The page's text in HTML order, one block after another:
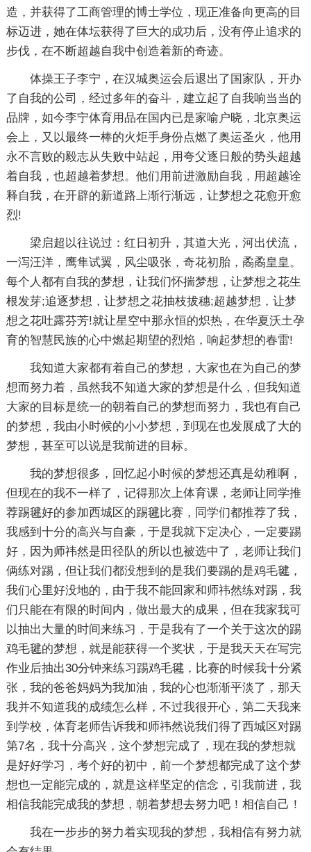
造，并获得了工商管理的博士学位，现正准备向更高的目
标迈进，她在体坛获得了巨大的成功后，没有停止追求的
步伐，在不断超越自我中创造着新的奇迹。
体操王子李宁，在汉城奥运会后退出了国家队，开办
了自我的公司，经过多年的奋斗，建立起了自我响当当的
品牌，如今李宁体育用品在国内已是家喻户晓，北京奥运
会上，又以最终一棒的火炬手身份点燃了奥运圣火，他用
永不言败的毅志从失败中站起，用夸父逐日般的势头超越
着自我，也超越着梦想。他们用前进激励自我，用超越诠
释自我，在开辟的新道路上渐行渐远，让梦想之花愈开愈
烈!
梁启超以往说过：红日初升，其道大光，河出伏流，
一泻汪洋，鹰隼试翼，风尘吸张，奇花初胎，矞矞皇皇。
每个人都有自我的梦想，让我们怀揣梦想，让梦想之花生
根发芽;追逐梦想，让梦想之花抽枝拔穗;超越梦想，让梦
想之花吐露芬芳!就让星空中那永恒的炽热，在华夏沃土孕
育的智慧民族的心中燃起期望的烈焰，响起梦想的春雷!
我知道大家都有着自己的梦想，大家也在为自己的梦
想而努力着，虽然我不知道大家的梦想是什么，但我知道
大家的目标是统一的朝着自己的梦想而努力，我也有自己
的梦想，我由小时候的小小梦想，到现在也发展成了大的
梦想，甚至可以说是我前进的目标。
我的梦想很多，回忆起小时候的梦想还真是幼稚啊，
但现在的我不一样了，记得那次上体育课，老师让同学推
荐踢毽好的参加西城区的踢毽比赛，同学们都推荐了我，
我感到十分的高兴与自豪，于是我就下定决心，一定要踢
好，因为师祎然是田径队的所以也被选中了，老师让我们
俩练对踢，但让我们都没想到的是我们要踢的是鸡毛毽，
我们心里好没地的，由于我不能回家和师祎然练对踢，我
们只能在有限的时间内，做出最大的成果，但在我家我可
以抽出大量的时间来练习，于是我有了一个关于这次的踢
鸡毛毽的梦想，就是能获得一个奖状，于是我天天在写完
作业后抽出30分钟来练习踢鸡毛毽，比赛的时候我十分紧
张，我的爸爸妈妈为我加油，我的心也渐渐平淡了，那天
我并不知道我的成绩怎么样，不过我很开心，第二天我来
到学校，体育老师告诉我和师祎然说我们得了西城区对踢
第7名，我十分高兴，这个梦想完成了，现在我的梦想就
是好好学习，考个好的初中，前一个梦想都完成了这个梦
想也一定能完成的，就是这样坚定的信念，引我前进，我
相信我能完成我的梦想，朝着梦想去努力吧！相信自己！
我在一步步的努力着实现我的梦想，我相信有努力就